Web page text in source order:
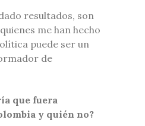
resultados, son
me han hecho
puede ser un
de
que fuera
y quién no?